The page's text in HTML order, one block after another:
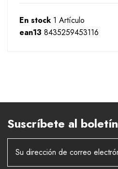
En stock 1 Artículo
ean13 8435259453116
Suscríbete al boletín